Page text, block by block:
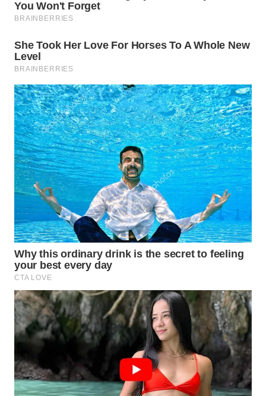
WN
WN DELI
SERDANG
WN
TEBING
TINGGI
WN
PAKPAK
WN
KARAWANG
WN
BEKASI
WN
BOGOR
WN
DEPOK
WN